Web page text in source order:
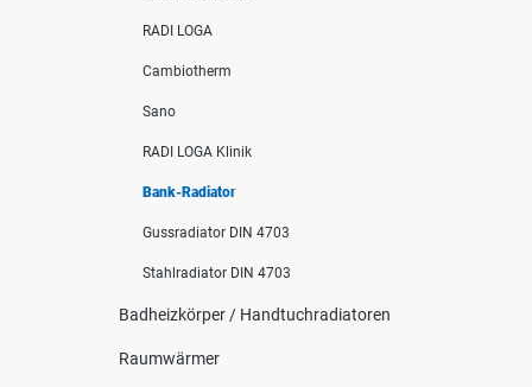
RADI LOGA
Cambiotherm
Sano
RADI LOGA Klinik
Bank-Radiator
Gussradiator DIN 4703
Stahlradiator DIN 4703
Badheizkörper / Handtuchradiatoren
Raumwärmer